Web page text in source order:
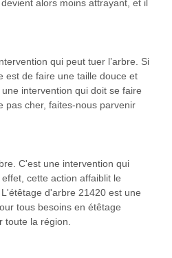
alors moins attrayant, et il
qui peut tuer l’arbre. Si
est de faire une taille douce et
une intervention qui doit se faire
pas cher, faites-nous parvenir
C'est une intervention qui
cette action affaiblit le
d'arbre 21420 est une
tous besoins en étêtage
la région.